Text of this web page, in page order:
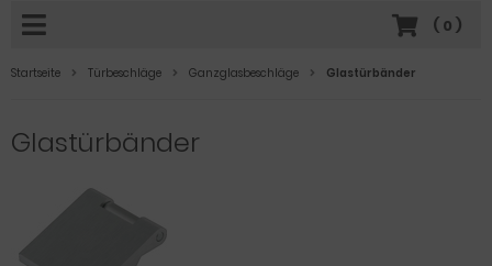
( 0 )
Startseite Türbeschläge Ganzglasbeschläge Glastürbänder
Glastürbänder